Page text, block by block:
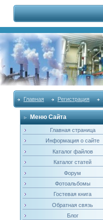
Главная Регистрация
Меню Сайта
Главная страница
Информация о сайте
Каталог файлов
Каталог статей
Форум
Фотоальбомы
Гостевая книга
Обратная связь
Блог